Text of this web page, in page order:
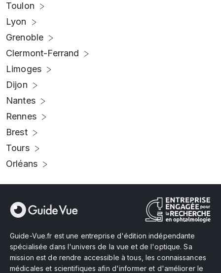
Toulon
Lyon
Grenoble
Clermont-Ferrand
Limoges
Dijon
Nantes
Rennes
Brest
Tours
Orléans
Guide-Vue.fr est une entreprise d'édition indépendante
spécialisée dans l'univers de la vue et de l'optique. Sa
mission est de rendre accessible à tous, les connaissances
médicales et scientifiques afin d'informer et d'améliorer le